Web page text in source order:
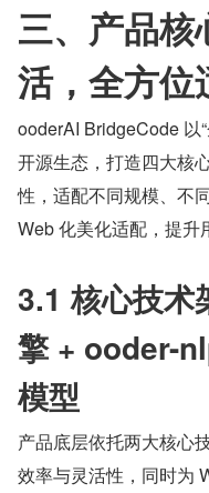
三、产品核
活，全方位
ooderAI BridgeCode 以
开源生态，打造四大核
性，适配不同规模、不
Web 化美化适配，提升
3.1 核心技术
擎 + ooder-
模型
产品底层依托两大核心
效率与灵活性，同时为